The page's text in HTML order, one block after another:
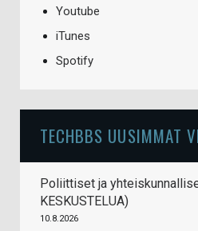
Youtube
iTunes
Spotify
TECHBBS UUSIMMAT
Poliittiset ja
KESKUSTELUA)
10.8.2026